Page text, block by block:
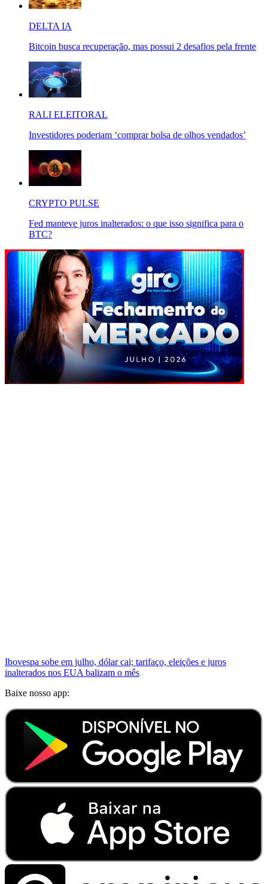
DELTA IA
Bitcoin busca recuperação, mas possui 2 desafios pela frente
RALI ELEITORAL
Investidores poderiam ‘comprar bolsa de olhos vendados’
CRYPTO PULSE
Fed manteve juros inalterados: o que isso significa para o
BTC?
Ibovespa sobe em julho, dólar cai; tarifaço, eleições e juros
inalterados nos EUA balizam o mês
Baixe nosso app: